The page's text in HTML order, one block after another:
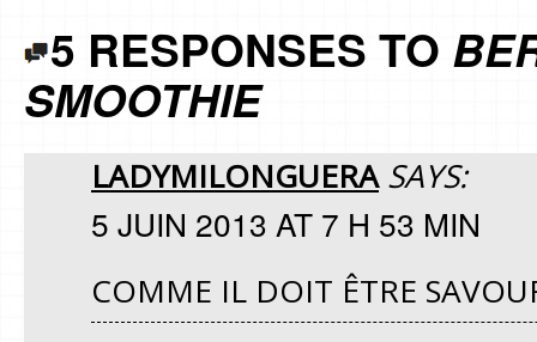
5 RESPONSES TO
SMOOTHIE
LADYMILONGUERA SAYS:
5 JUIN 2013 AT 7 H 53 MIN
COMME IL DOIT ÊTRE